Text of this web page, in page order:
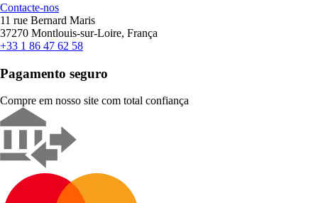
Contacte-nos
11 rue Bernard Maris
37270 Montlouis-sur-Loire, França
+33 1 86 47 62 58
Pagamento seguro
Compre em nosso site com total confiança